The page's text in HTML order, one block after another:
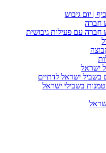
| יום גיבוש
חברה
חברה עם פעילות גיבושית
ישראל
בשביל ישראל לדתיים
בשבילי ישראל